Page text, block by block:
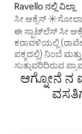
Ravello ನಲ್ಲಿ ವಿಲ್ಲಾ
ಸೀ ಆಕ್ಸೆಸ್
ರವೆಲ್ಲೊ ಕಡಲತೀರ
ಈ ಸ್ಪಾಟ್‌ಲೆಸ್ ಸೀ
ಕರಾವಳಿಯಲ್ಲಿ
ಪಕ್ಕದಲ್ಲಿ) ನಿಂಬೆ
ಸುತ್ತುವರಿದಿರುವ
ಸೋಲಾರಿಯಂ ಮತ್ತು
ಹೊಂದಿದೆ. ಇದು 3 ಗೆಸ್ಟ್‌ಗಳನ್ನು ಮಲಗಿಸುತ್ತದೆ.
ಹೆಚ್ಚುವರಿ ಶುಲ್ಕದಲ್ಲಿ
ಆಗ್ನೋನೆ ನ